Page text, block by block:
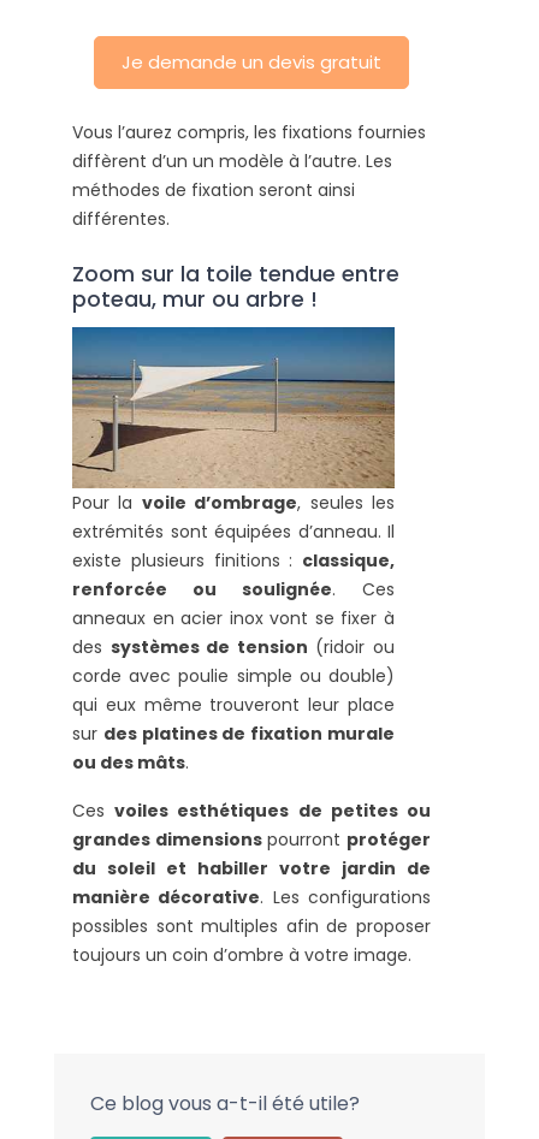
Je demande un devis gratuit
Vous l’aurez compris, les fixations fournies
diffèrent d’un un modèle à l’autre. Les
méthodes de fixation seront ainsi
différentes.
Zoom sur la toile tendue entre
poteau, mur ou arbre !
Pour la voile d’ombrage, seules les
extrémités sont équipées d’anneau. Il
existe plusieurs finitions : classique,
renforcée ou soulignée. Ces
anneaux en acier inox vont se fixer à
des systèmes de tension (ridoir ou
corde avec poulie simple ou double)
qui eux même trouveront leur place
sur des platines de fixation murale
ou des mâts.
Cesvoiles esthétiques de petites ou
grandes dimensionspourront protéger
du soleil et habiller votre jardin de
manière décorative. Les configurations
possibles sont multiples afin de proposer
toujours un coin d’ombre à votre image.
Ce blog vous a-t-il été utile?